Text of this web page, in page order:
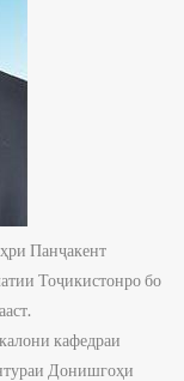
Панҷакент
Тоҷикистонро бо
кафедраи
Донишгоҳи